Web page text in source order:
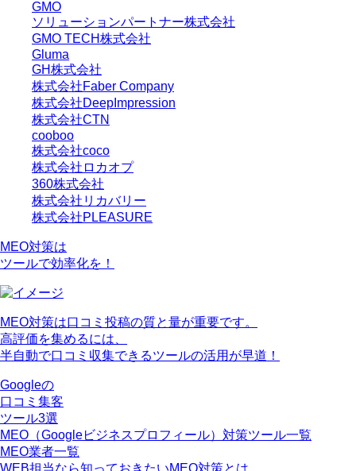
GMO
ソリューションパートナー株式会社
GMO TECH株式会社
Gluma
GH株式会社
株式会社Faber Company
株式会社DeepImpression
株式会社CTN
cooboo
株式会社coco
株式会社ロカオプ
360株式会社
株式会社リカバリー
株式会社PLEASURE
MEO対策は
ツールで効率化を！
MEO対策は口コミ投稿の質と量が重要です。
高評価を集めるには、
半自動で口コミ収集できるツールの活用が早道！
Googleの
口コミ集客
ツール3選
MEO（Googleビジネスプロフィール）対策ツール一覧
MEO業者一覧